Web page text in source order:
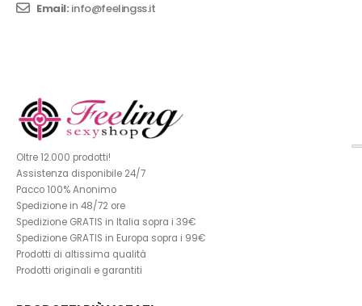
Email: info@feelingss.it
Oltre 12.000 prodotti!
Assistenza disponibile 24/7
Pacco 100% Anonimo
Spedizione in 48/72 ore
Spedizione GRATIS in Italia sopra i 39€
Spedizione GRATIS in Europa sopra i 99€
Prodotti di altissima qualità
Prodotti originali e garantiti